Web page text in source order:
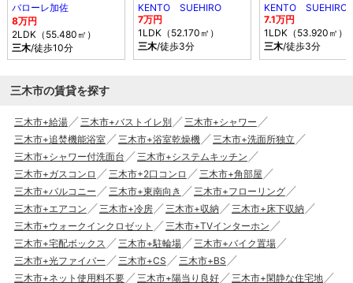
バローレ加佐
8万円
2LDK（55.480㎡）
三木/徒歩10分
KENTO SUEHIRO
7万円
1LDK（52.170㎡）
三木/徒歩3分
KENTO SUEHIRO
7.1万円
1LDK（53.920㎡）
三木/徒歩3分
三木市の賃貸を探す
三木市+給湯 三木市+バストイレ別
三木市+シャワー
三木市+追焚機能浴室
三木市+浴室乾燥機
三木市+洗面所独立
三木市+シャワー付洗面台
三木市+システムキッチン
三木市+ガスコンロ
三木市+2口コンロ
三木市+角部屋
三木市+バルコニー
三木市+東南向き
三木市+フローリング
三木市+エアコン
三木市+冷房 三木市+収納
三木市+床下収納
三木市+ウォークインクロゼット
三木市+TVインターホン
三木市+宅配ボックス
三木市+駐輪場
三木市+バイク置場
三木市+光ファイバー
三木市+CS
三木市+BS
三木市+ネット使用料不要
三木市+陽当り良好
三木市+閑静な住宅地